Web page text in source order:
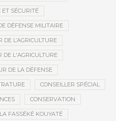
SÉCURITÉ
DÉFENSE MILITAIRE
DE L’AGRICULTURE
DE L'AGRICULTURE
DE LA DÉFENSE
CONSEILLER SPÉCIAL
CONSERVATION
FASSÉKÉ KOUYATÉ